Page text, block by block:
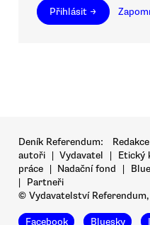
Přihlásit →
Deník Referendum: Redakce
autoři | Vydavatel | Etický
práce | Nadační fond |
|
Partneři
© Vydavatelství
Facebook Bluesky